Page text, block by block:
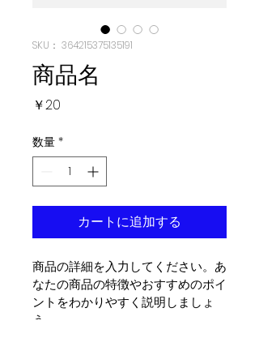
SKU： 364215375135191
商品名
￥20
数量 *
カートに追加する
商品の詳細を入力してください。あ
なたの商品の特徴やおすすめのポイ
ントをわかりやすく説明しましょ
う。